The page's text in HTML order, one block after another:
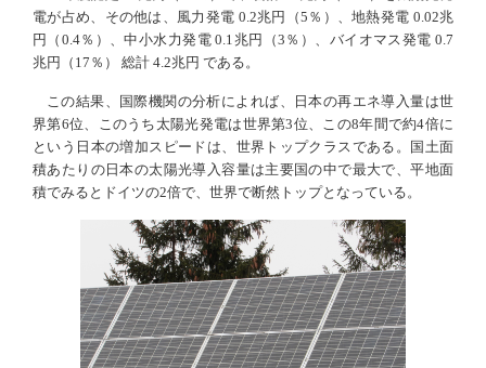
電が占め、その他は、風力発電 0.2兆円（5％）、地熱発電 0.02兆
円（0.4％）、中小水力発電 0.1兆円（3％）、バイオマス発電 0.7
兆円（17％） 総計 4.2兆円 である。
この結果、国際機関の分析によれば、日本の再エネ導入量は世
界第6位、このうち太陽光発電は世界第3位、この8年間で約4倍に
という日本の増加スピードは、世界トップクラスである。国土面
積あたりの日本の太陽光導入容量は主要国の中で最大で、平地面
積でみるとドイツの2倍で、世界で断然トップとなっている。